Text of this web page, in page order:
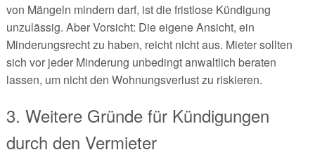
von Mängeln mindern darf, ist die fristlose Kündigung
unzulässig. Aber Vorsicht: Die eigene Ansicht, ein
Minderungsrecht zu haben, reicht nicht aus. Mieter sollten
sich vor jeder Minderung unbedingt anwaltlich beraten
lassen, um nicht den Wohnungsverlust zu riskieren.
3. Weitere Gründe für Kündigungen
durch den Vermieter